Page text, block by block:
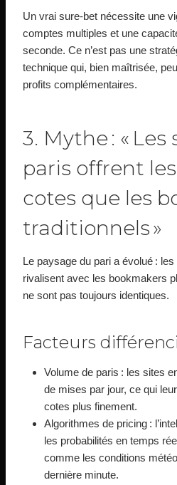
Un vrai sure‑bet nécessite une
comptes multiples et une
seconde. Ce n’est pas une
technique qui, bien maîtrisée,
profits complémentaires.
3. Mythe : « Les
paris offrent
cotes que les
traditionnels »
Le paysage du pari a évolué :
rivalisent avec les bookmakers
ne sont pas toujours identiques.
Facteurs
Volume de paris : les sites
de mises par jour, ce qui
cotes plus finement.
Algorithmes de pricing :
les probabilités en temps
comme les conditions
dernière minute.